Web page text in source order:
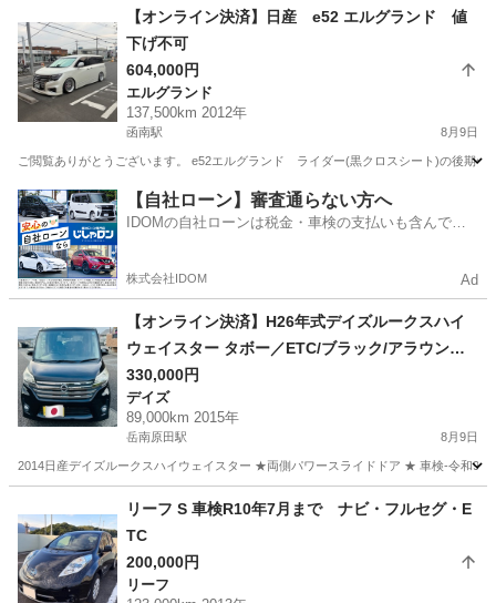
モコ
【オンライン決済】日産 e52 エルグランド 値
下げ不可
604,000円
エルグランド
137,500km 2012年
函南駅 8月9日
ご閲覧ありがとうございます。 e52エルグランド ライダー(黒クロスシート)の後期
静岡 田方郡 函南駅 エルグランド
【自社ローン】審査通らない方へ
IDOMの自社ローンは税金・車検の支払いも含んでい
株式会社IDOM Ad
【オンライン決済】H26年式デイズルークスハイ
ウェイスター タボー／ETC/ブラック/アラウンド
ビューモニター
330,000円
デイズ
89,000km 2015年
岳南原田駅 8月9日
2014日産デイズルークスハイウェイスター ★両側パワースライドドア ★ 車検-令和
岳南原田駅 デイズ
リーフ S 車検R10年7月まで ナビ・フルセグ・E
TC
200,000円
リーフ